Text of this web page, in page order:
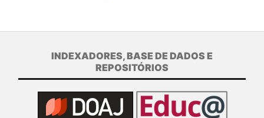
INDEXADORES, BASE DE DADOS E
REPOSITÓRIOS